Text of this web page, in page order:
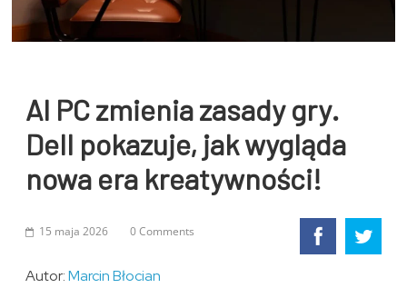
AI PC zmienia zasady gry.
Dell pokazuje, jak wygląda
nowa era kreatywności!
15 maja 2026 0 Comments
Autor:Marcin Błocian